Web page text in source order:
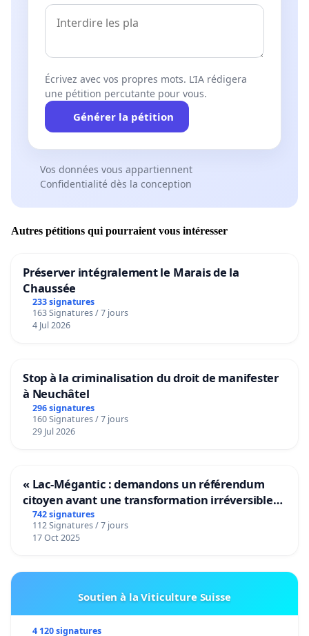
Écrivez avec vos propres mots. L’IA rédigera
une pétition percutante pour vous.
Générer la pétition
Vos données vous appartiennent
Confidentialité dès la conception
Autres pétitions qui pourraient vous intéresser
Préserver intégralement le Marais de la
Chaussée
233 signatures
163 Signatures / 7 jours
4 Jul 2026
Stop à la criminalisation du droit de manifester
à Neuchâtel
296 signatures
160 Signatures / 7 jours
29 Jul 2026
« Lac-Mégantic : demandons un référendum
citoyen avant une transformation irréversible
de notre territoire »
742 signatures
112 Signatures / 7 jours
17 Oct 2025
Soutien à la Viticulture Suisse
4 120 signatures